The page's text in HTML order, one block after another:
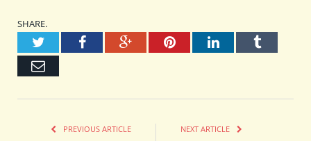
SHARE.
TwitterFacebookGoogle+PinterestLinkedInTumblr
Email
PREVIOUS ARTICLE NEXT ARTICLE